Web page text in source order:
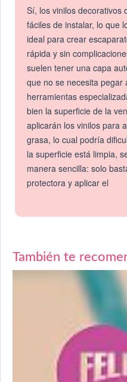
Sí, los vinilos decorativos
fáciles de instalar, lo que
ideal para crear
rápida y sin
suelen tener una capa
que no se necesita pegar
herramientas
bien la superficie de la
aplicarán los vinilos para
grasa, lo cual podría
la superficie está limpia,
manera sencilla: solo
protectora y aplicar el
También te